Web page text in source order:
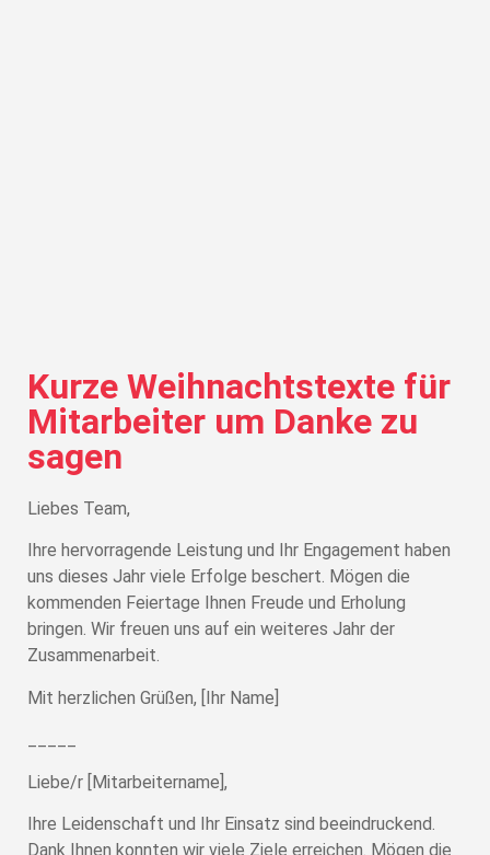
Kurze Weihnachtstexte für
Mitarbeiter um Danke zu
sagen
Liebes Team,
Ihre hervorragende Leistung und Ihr Engagement haben
uns dieses Jahr viele Erfolge beschert. Mögen die
kommenden Feiertage Ihnen Freude und Erholung
bringen. Wir freuen uns auf ein weiteres Jahr der
Zusammenarbeit.
Mit herzlichen Grüßen, [Ihr Name]
Liebe/r [Mitarbeitername],
Ihre Leidenschaft und Ihr Einsatz sind beeindruckend.
Dank Ihnen konnten wir viele Ziele erreichen. Mögen die